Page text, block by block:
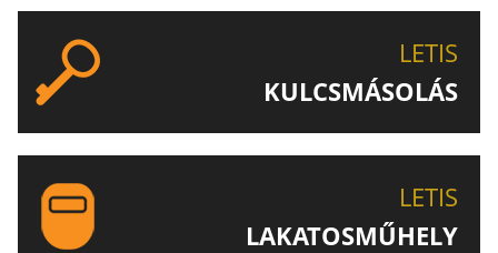
LETIS
KULCSMÁSOLÁS
LETIS
LAKATOSMŰHELY